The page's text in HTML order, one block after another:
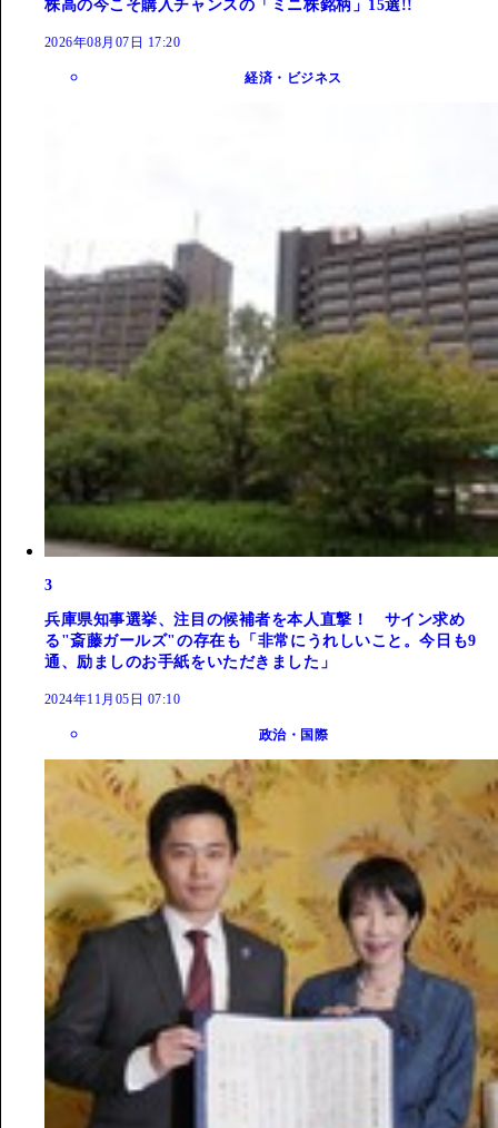
株高の今こそ購入チャンスの「ミニ株銘柄」15選!!
2026年08月07日 17:20
経済・ビジネス
3
兵庫県知事選挙、注目の候補者を本人直撃！ サイン求め
る"斎藤ガールズ"の存在も「非常にうれしいこと。今日も9
通、励ましのお手紙をいただきました」
2024年11月05日 07:10
政治・国際